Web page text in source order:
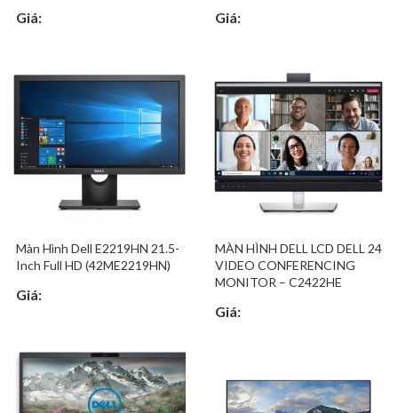
Giá: Giá:
Màn Hình Dell E2219HN 21.5-
Inch Full HD (42ME2219HN)
Giá:
MÀN HÌNH DELL LCD DELL 24
VIDEO CONFERENCING
MONITOR – C2422HE
Giá: